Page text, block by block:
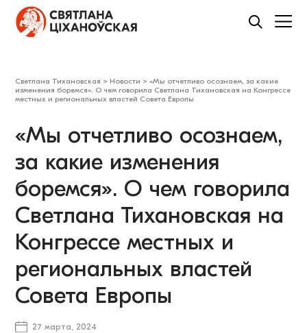
Светлана Тихановская > Новости >«Мы отчетливо осознаем, за какие
изменения боремся». О чем говорила Светлана Тихановская на Конгрессе
местных и региональных властей Совета Европы
«Мы отчетливо осознаем,
за какие изменения
боремся». О чем говорила
Светлана Тихановская на
Конгрессе местных и
региональных властей
Совета Европы
27 марта, 2024